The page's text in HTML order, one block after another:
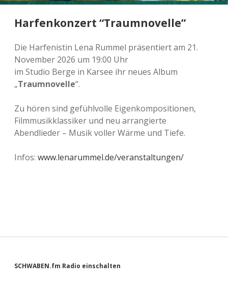
Harfenkonzert “Traumnovelle”
Die Harfenistin Lena Rummel präsentiert am 21.
November 2026 um 19:00 Uhr
im Studio Berge in Karsee ihr neues Album
„Traumnovelle“.
Zu hören sind gefühlvolle Eigenkompositionen,
Filmmusikklassiker und neu arrangierte
Abendlieder – Musik voller Wärme und Tiefe.
Infos: www.lenarummel.de/veranstaltungen/
Sidebar
SCHWABEN.fm Radio einschalten